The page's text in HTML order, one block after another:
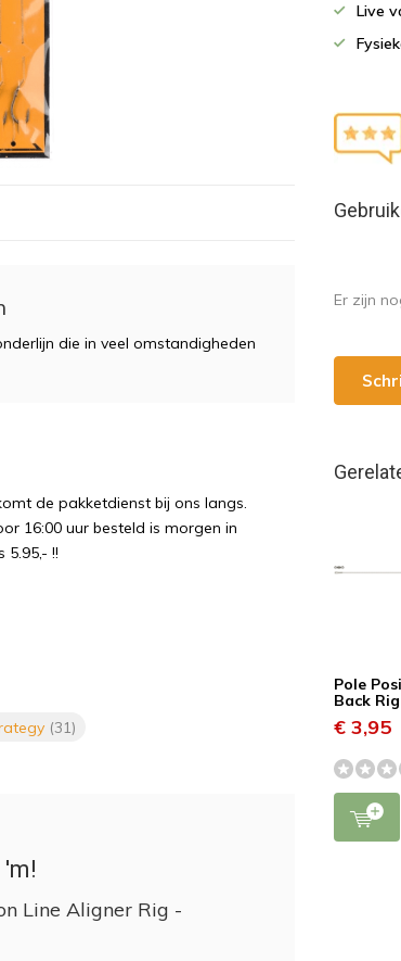
Live
die in veel omstandigheden
de pakketdienst bij ons langs.
16:00 uur besteld is morgen in
!!
(31)
Line Aligner Rig -
Er zijn
Pole
Back Rig
€ 3,95